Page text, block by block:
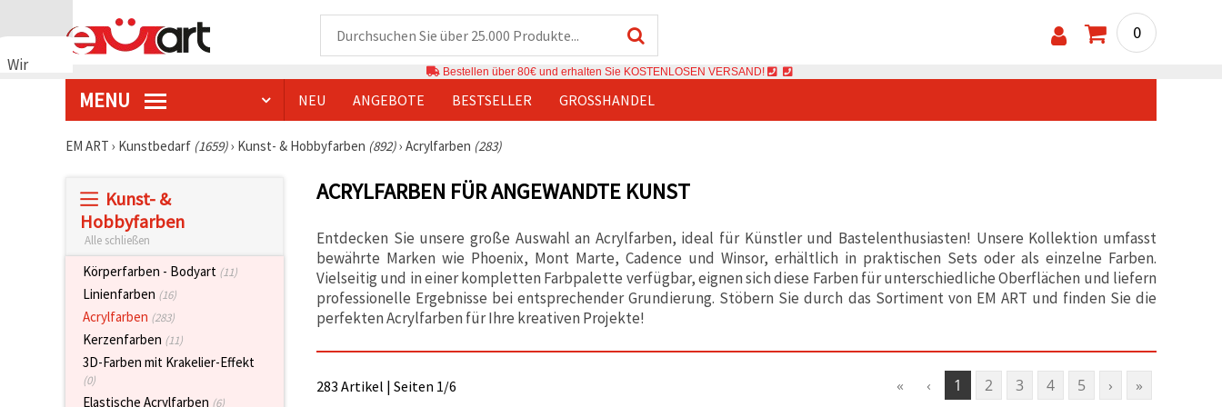
Wir
verwenden
ordnungsgemäße
Nutzungserlebnis
0
Bestellen über 80€ und erhalten Sie KOSTENLOSEN VERSAND!
MENU NEU ANGEBOTE BESTSELLER GROSSHANDEL
EM ART › Kunstbedarf (1659)› Kunst- & Hobbyfarben (892)› Acrylfarben (283)
Kunst- &
Hobbyfarben
Alle schließen
Körperfarben - Bodyart (11)
Linienfarben (16)
Acrylfarben (283)
Kerzenfarben (11)
3D-Farben mit Krakelier-Effekt
(0)
Elastische Acrylfarben (6)
ACRYLFARBEN FÜR ANGEWANDTE KUNST
Entdecken Sie unsere große Auswahl an Acrylfarben, ideal für Künstler und Bastelenthusiasten! Unsere Kollektion umfasst
bewährte Marken wie Phoenix, Mont Marte, Cadence und Winsor, erhältlich in praktischen Sets oder als einzelne Farben.
Vielseitig und in einer kompletten Farbpalette verfügbar, eignen sich diese Farben für unterschiedliche Oberflächen und liefern
professionelle Ergebnisse bei entsprechender Grundierung. Stöbern Sie durch das Sortiment von EM ART und finden Sie die
perfekten Acrylfarben für Ihre kreativen Projekte!
« ‹ 1 2 3 4 5 › »
283 Artikel | Seiten 1/6